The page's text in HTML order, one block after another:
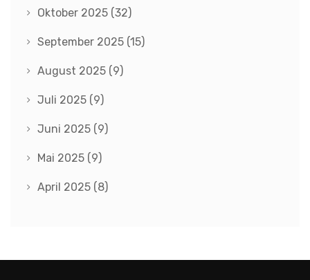
Oktober 2025 (32)
September 2025 (15)
August 2025 (9)
Juli 2025 (9)
Juni 2025 (9)
Mai 2025 (9)
April 2025 (8)